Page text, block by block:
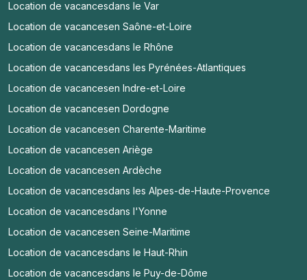
Location de vacancesdans le Var
Location de vacancesen Saône-et-Loire
Location de vacancesdans le Rhône
Location de vacancesdans les Pyrénées-Atlantiques
Location de vacancesen Indre-et-Loire
Location de vacancesen Dordogne
Location de vacancesen Charente-Maritime
Location de vacancesen Ariège
Location de vacancesen Ardèche
Location de vacancesdans les Alpes-de-Haute-Provence
Location de vacancesdans l'Yonne
Location de vacancesen Seine-Maritime
Location de vacancesdans le Haut-Rhin
Location de vacancesdans le Puy-de-Dôme